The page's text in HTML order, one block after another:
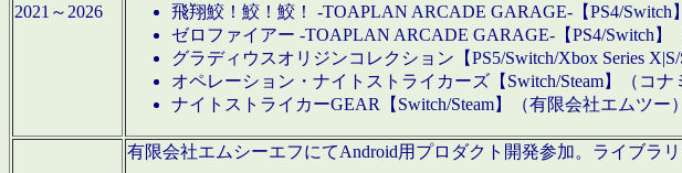
2021～2026
飛翔鮫！鮫！鮫！ -TOAPLAN ARCADE GARAGE-【PS4/Switch
ゼロファイアー -TOAPLAN ARCADE GARAGE-【PS4/Switch】
グラディウスオリジンコレクション【PS5/Switch/Xbox Series X|S/
オペレーション・ナイトストライカーズ【Switch/Steam】（コナ
ナイトストライカーGEAR【Switch/Steam】（有限会社エムツー）
有限会社エムシーエフにてAndroid用プロダクト開発参加。ライブラリ